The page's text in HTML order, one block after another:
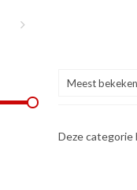
Meest bekeken
Deze